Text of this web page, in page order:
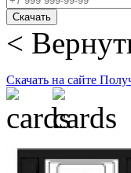
Скачать
<
Скачать на сайте